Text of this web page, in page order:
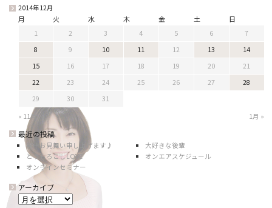
2014年12月
月 火 水 木 金 土 日
1 2 3 4 5 6
7
8
9 10 11 12 13
14
15
16 17 18 19 20
21
22
23 24 25 26 27
28
29
30
31
« 11月
1月 »
最近の投稿
暑中お見舞い申し上げます♪
大好きな後輩
とうもろこしLOVE
オンエアスケジュール
オンラインセミナー
アーカイブ
ア